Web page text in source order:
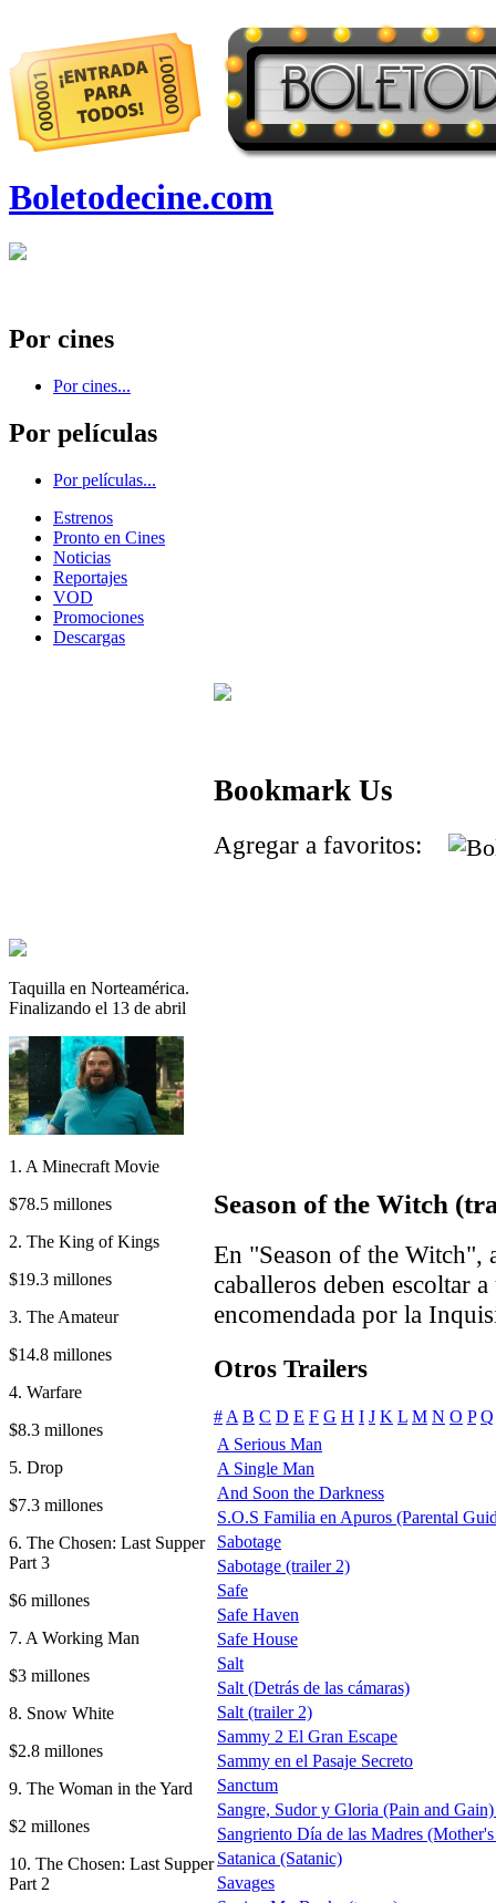
Boletodecine.com
Por cines
Por cines...
Por películas
Por películas...
Estrenos
Pronto en Cines
Noticias
Reportajes
VOD
Promociones
Descargas
Taquilla en Norteamérica.
Finalizando el 13 de abril
1. A Minecraft Movie
$78.5 millones
2. The King of Kings
$19.3 millones
3. The Amateur
$14.8 millones
4. Warfare
$8.3 millones
5. Drop
$7.3 millones
6. The Chosen: Last Supper
Part 3
$6 millones
7. A Working Man
$3 millones
8. Snow White
$2.8 millones
9. The Woman in the Yard
$2 millones
10. The Chosen: Last Supper
Part 2
Bookmark Us
Agregar a favoritos:
Season of the Witch
En "Season of the Witch",
caballeros deben escoltar
encomendada por la
Otros Trailers
# A B C D E F G H I J K L M N O P Q
A Serious Man
A Single Man
And Soon the Darkness
S.O.S Familia en Apuros (Parental
Sabotage
Sabotage (trailer 2)
Safe
Safe Haven
Safe House
Salt
Salt (Detrás de las cámaras)
Salt (trailer 2)
Sammy 2 El Gran Escape
Sammy en el Pasaje Secreto
Sanctum
Sangre, Sudor y Gloria (Pain and
Sangriento Día de las Madres
Satanica (Satanic)
Savages